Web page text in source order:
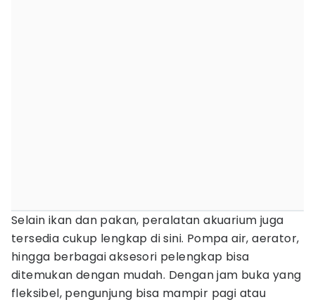
Selain ikan dan pakan, peralatan akuarium juga
tersedia cukup lengkap di sini. Pompa air, aerator,
hingga berbagai aksesori pelengkap bisa
ditemukan dengan mudah. Dengan jam buka yang
fleksibel, pengunjung bisa mampir pagi atau